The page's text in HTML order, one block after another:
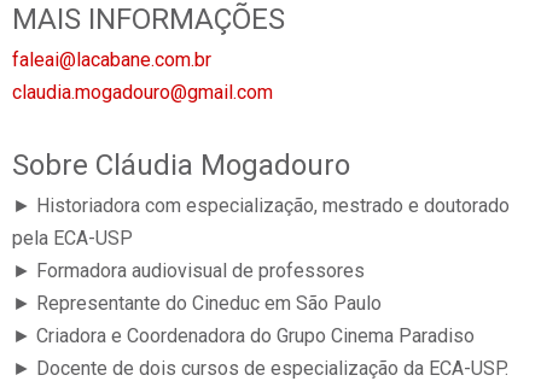
MAIS INFORMAÇÕES
faleai@lacabane.com.br
claudia.mogadouro@gmail.com
Sobre Cláudia Mogadouro
► Historiadora com especialização, mestrado e doutorado
pela ECA-USP
► Formadora audiovisual de professores
► Representante do Cineduc em São Paulo
► Criadora e Coordenadora do Grupo Cinema Paradiso
► Docente de dois cursos de especialização da ECA-USP.